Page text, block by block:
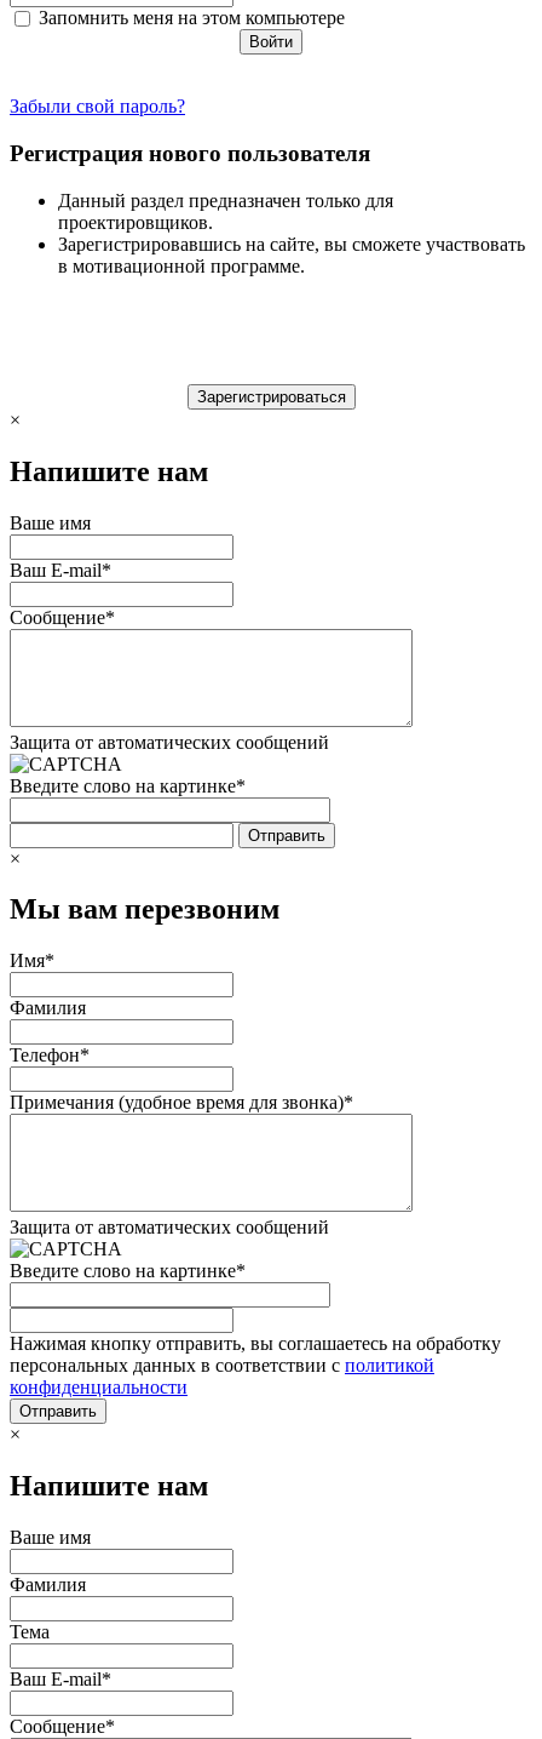
Запомнить меня на этом компьютере
Забыли свой пароль?
Регистрация нового пользователя
Данный раздел предназначен только для
проектировщиков.
Зарегистрировавшись на сайте, вы сможете участвовать
в мотивационной программе.
×
Напишите нам
Ваше имя
Ваш E-mail*
Сообщение*
Защита от автоматических сообщений
Введите слово на картинке*
×
Мы вам перезвоним
Имя*
Фамилия
Телефон*
Примечания (удобное время для звонка)*
Защита от автоматических сообщений
Введите слово на картинке*
Нажимая кнопку отправить, вы соглашаетесь на обработку
персональных данных в соответствии с политикой
конфиденциальности
×
Напишите нам
Ваше имя
Фамилия
Тема
Ваш E-mail*
Сообщение*